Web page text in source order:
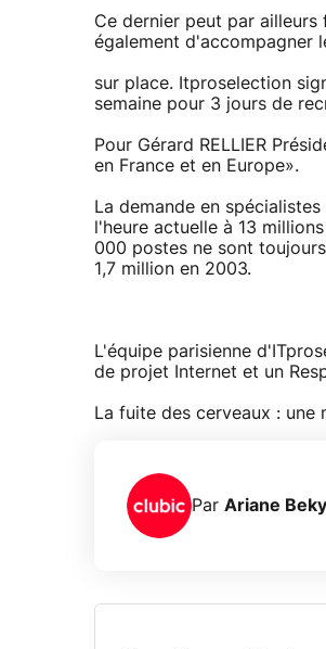
Ce dernier peut par
également d'accompagner
sur place. Itproselection
semaine pour 3 jours de
Pour Gérard RELLIER
en France et en Europe».
La demande en
l'heure actuelle à 13
000 postes ne sont
1,7 million en 2003.
L'équipe parisienne
de projet Internet et un
La fuite des cerveaux :
Par Ariane Beky